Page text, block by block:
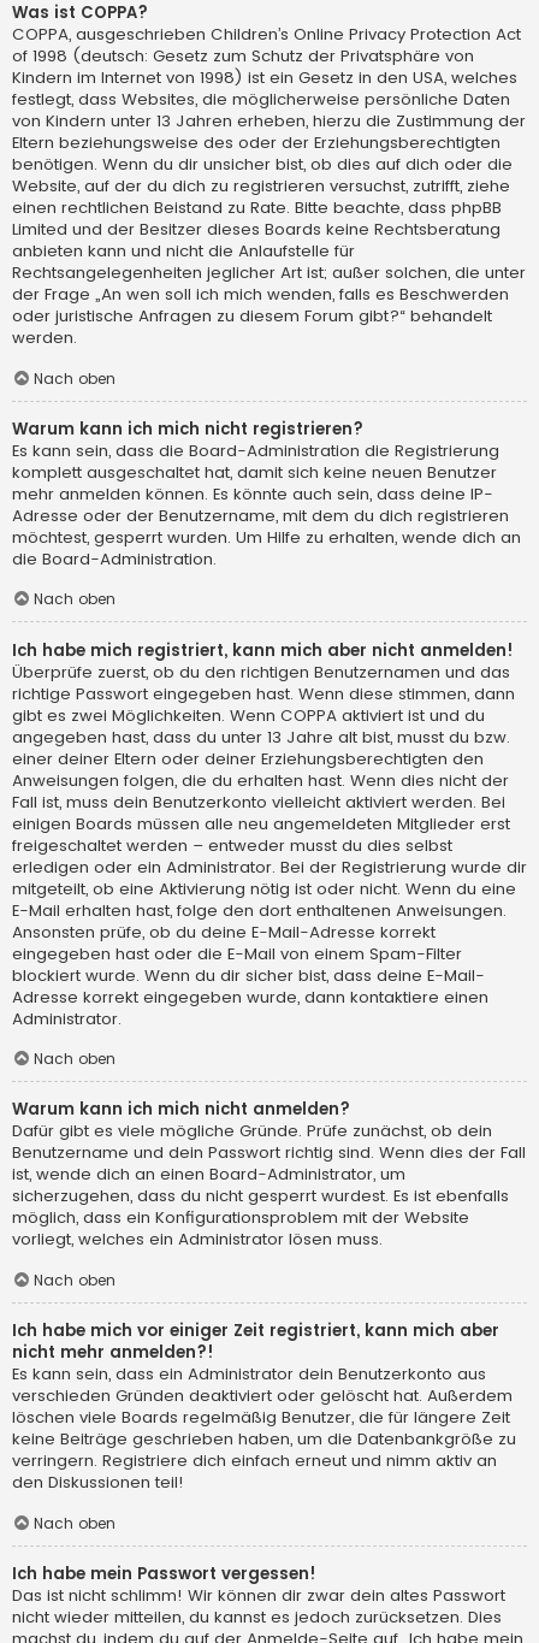
Was ist COPPA?
COPPA, ausgeschrieben Children’s Online Privacy Protection Act
of 1998 (deutsch: Gesetz zum Schutz der Privatsphäre von
Kindern im Internet von 1998) ist ein Gesetz in den USA, welches
festlegt, dass Websites, die möglicherweise persönliche Daten
von Kindern unter 13 Jahren erheben, hierzu die Zustimmung der
Eltern beziehungsweise des oder der Erziehungsberechtigten
benötigen. Wenn du dir unsicher bist, ob dies auf dich oder die
Website, auf der du dich zu registrieren versuchst, zutrifft, ziehe
einen rechtlichen Beistand zu Rate. Bitte beachte, dass phpBB
Limited und der Besitzer dieses Boards keine Rechtsberatung
anbieten kann und nicht die Anlaufstelle für
Rechtsangelegenheiten jeglicher Art ist; außer solchen, die unter
der Frage „An wen soll ich mich wenden, falls es Beschwerden
oder juristische Anfragen zu diesem Forum gibt?“ behandelt
werden.
Nach oben
Warum kann ich mich nicht registrieren?
Es kann sein, dass die Board-Administration die Registrierung
komplett ausgeschaltet hat, damit sich keine neuen Benutzer
mehr anmelden können. Es könnte auch sein, dass deine IP-
Adresse oder der Benutzername, mit dem du dich registrieren
möchtest, gesperrt wurden. Um Hilfe zu erhalten, wende dich an
die Board-Administration.
Nach oben
Ich habe mich registriert, kann mich aber nicht anmelden!
Überprüfe zuerst, ob du den richtigen Benutzernamen und das
richtige Passwort eingegeben hast. Wenn diese stimmen, dann
gibt es zwei Möglichkeiten. Wenn COPPA aktiviert ist und du
angegeben hast, dass du unter 13 Jahre alt bist, musst du bzw.
einer deiner Eltern oder deiner Erziehungsberechtigten den
Anweisungen folgen, die du erhalten hast. Wenn dies nicht der
Fall ist, muss dein Benutzerkonto vielleicht aktiviert werden. Bei
einigen Boards müssen alle neu angemeldeten Mitglieder erst
freigeschaltet werden – entweder musst du dies selbst
erledigen oder ein Administrator. Bei der Registrierung wurde dir
mitgeteilt, ob eine Aktivierung nötig ist oder nicht. Wenn du eine
E-Mail erhalten hast, folge den dort enthaltenen Anweisungen.
Ansonsten prüfe, ob du deine E-Mail-Adresse korrekt
eingegeben hast oder die E-Mail von einem Spam-Filter
blockiert wurde. Wenn du dir sicher bist, dass deine E-Mail-
Adresse korrekt eingegeben wurde, dann kontaktiere einen
Administrator.
Nach oben
Warum kann ich mich nicht anmelden?
Dafür gibt es viele mögliche Gründe. Prüfe zunächst, ob dein
Benutzername und dein Passwort richtig sind. Wenn dies der Fall
ist, wende dich an einen Board-Administrator, um
sicherzugehen, dass du nicht gesperrt wurdest. Es ist ebenfalls
möglich, dass ein Konfigurationsproblem mit der Website
vorliegt, welches ein Administrator lösen muss.
Nach oben
Ich habe mich vor einiger Zeit registriert, kann mich aber
nicht mehr anmelden?!
Es kann sein, dass ein Administrator dein Benutzerkonto aus
verschieden Gründen deaktiviert oder gelöscht hat. Außerdem
löschen viele Boards regelmäßig Benutzer, die für längere Zeit
keine Beiträge geschrieben haben, um die Datenbankgröße zu
verringern. Registriere dich einfach erneut und nimm aktiv an
den Diskussionen teil!
Nach oben
Ich habe mein Passwort vergessen!
Das ist nicht schlimm! Wir können dir zwar dein altes Passwort
nicht wieder mitteilen, du kannst es jedoch zurücksetzen. Dies